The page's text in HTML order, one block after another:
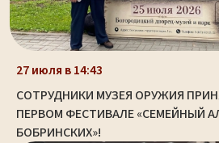
27 июля в 14:43
СОТРУДНИКИ МУЗЕЯ ОРУЖИЯ
ПЕРВОМ ФЕСТИВАЛЕ «СЕМЕЙНЫЙ
БОБРИНСКИХ»!